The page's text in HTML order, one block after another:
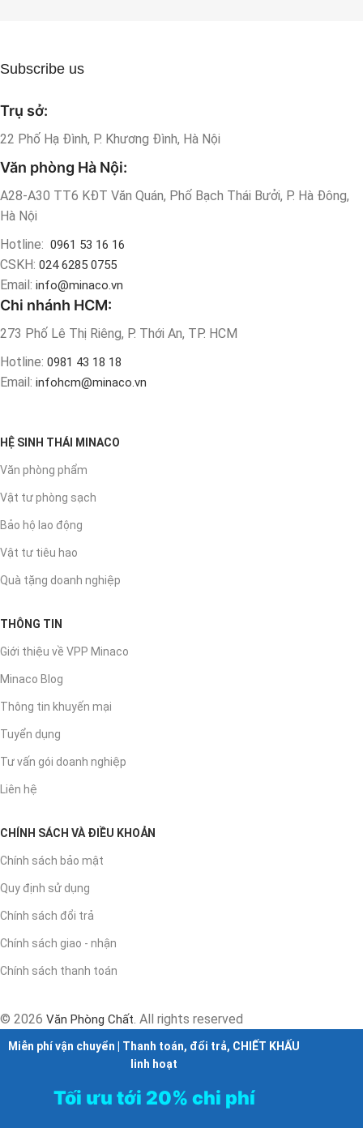
Subscribe us
Trụ sở:
22 Phố Hạ Đình, P. Khương Đình, Hà Nội
Văn phòng Hà Nội:
A28-A30 TT6 KĐT Văn Quán, Phố Bạch Thái Bưởi, P. Hà Đông,
Hà Nội
Hotline: 0961 53 16 16
CSKH: 024 6285 0755
Email: info@minaco.vn
Chi nhánh HCM:
273 Phố Lê Thị Riêng, P. Thới An, TP. HCM
Hotline: 0981 43 18 18
Email: infohcm@minaco.vn
HỆ SINH THÁI MINACO
Văn phòng phẩm
Vật tư phòng sạch
Bảo hộ lao động
Vật tư tiêu hao
Quà tặng doanh nghiệp
THÔNG TIN
Giới thiệu về VPP Minaco
Minaco Blog
Thông tin khuyến mại
Tuyển dụng
Tư vấn gói doanh nghiệp
Liên hệ
CHÍNH SÁCH VÀ ĐIỀU KHOẢN
Chính sách bảo mật
Quy định sử dụng
Chính sách đổi trả
Chính sách giao - nhận
Chính sách thanh toán
© 2026 Văn Phòng Chất. All rights reserved
Miễn phí vận chuyển | Thanh toán, đổi trả, CHIẾT KHẤU
linh hoạt
Tối ưu tới 20% chi phí